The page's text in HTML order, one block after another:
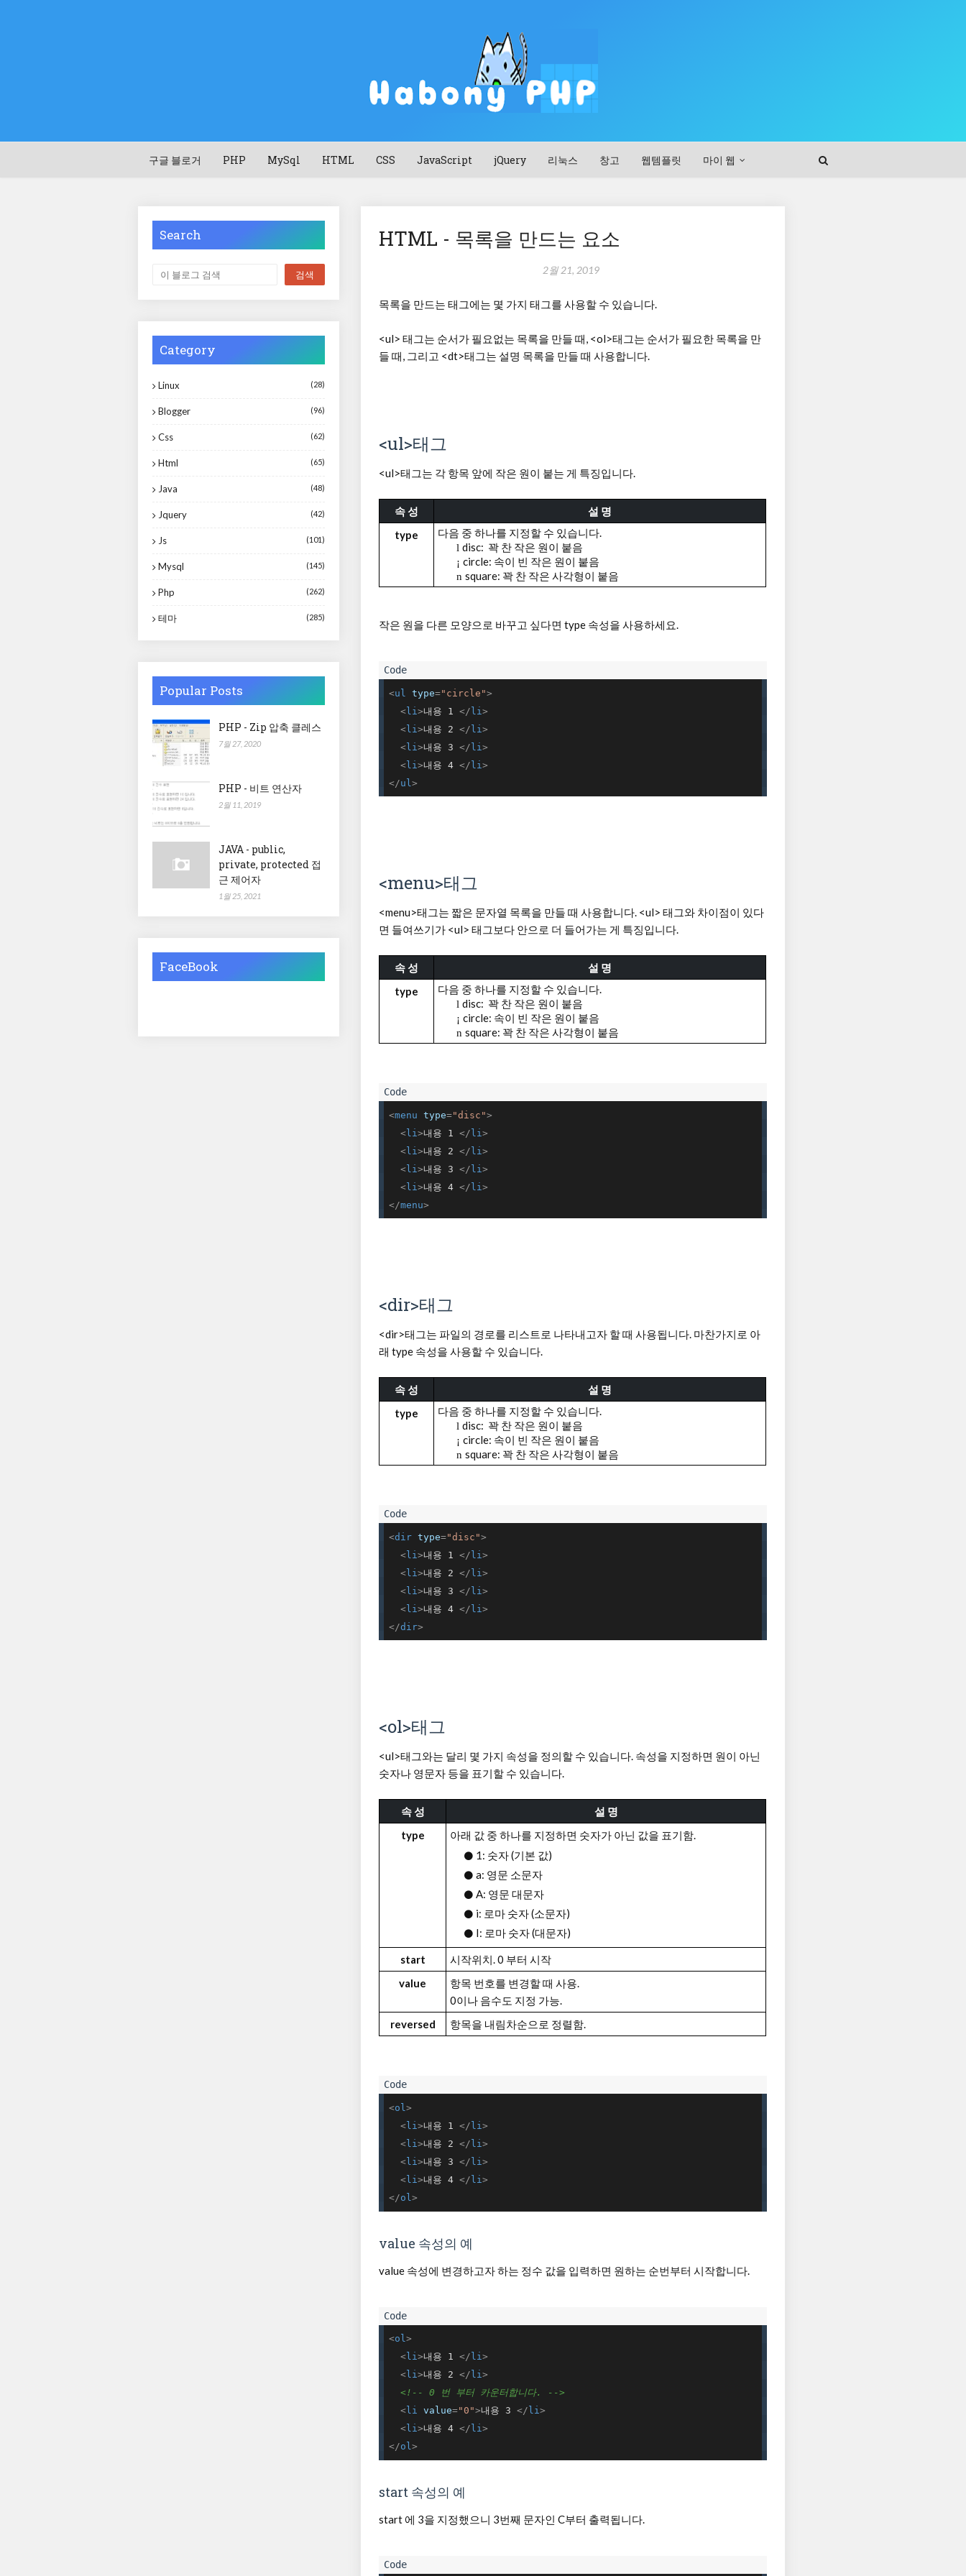
구글 블로거 PHP MySql HTML CSS JavaScript jQuery 리눅스 창고 웹템플릿 마이 웹
HTML - 목록을 만드는 요소
2월 21, 2019
목록을 만드는 태그에는 몇 가지 태그를 사용할 수 있습니다.
<ul> 태그는 순서가 필요없는 목록을 만들 때, <ol>태그는 순서가 필요한 목록을 만
들 때, 그리고 <dt>태그는 설명 목록을 만들 때 사용합니다.
<ul>태그
<ul>태그는 각 항목 앞에 작은 원이 붙는 게 특징입니다.
속 성
설 명
type
다음 중 하나를 지정할 수 있습니다.
l disc: 꽉 찬 작은 원이 붙음
¡ circle: 속이 빈 작은 원이 붙음
n square: 꽉 찬 작은 사각형이 붙음
작은 원을 다른 모양으로 바꾸고 싶다면 type 속성을 사용하세요.
<ul type="circle">
<li >내용 1 </li >
<li >내용 2 </li >
<li >내용 3 </li >
<li >내용 4 </li >
</ul >
<menu>태그
<menu>태그는 짧은 문자열 목록을 만들 때 사용합니다. <ul> 태그와 차이점이 있다
면 들여쓰기가 <ul> 태그보다 안으로 더 들어가는 게 특징입니다.
속 성
설 명
type
다음 중 하나를 지정할 수 있습니다.
l disc: 꽉 찬 작은 원이 붙음
¡ circle: 속이 빈 작은 원이 붙음
n square: 꽉 찬 작은 사각형이 붙음
<menu type="disc">
<li >내용 1 </li >
<li >내용 2 </li >
<li >내용 3 </li >
<li >내용 4 </li >
</menu>
<dir>태그
<dir>태그는 파일의 경로를 리스트로 나타내고자 할 때 사용됩니다. 마찬가지로 아
래 type 속성을 사용할 수 있습니다.
속 성
설 명
type
다음 중 하나를 지정할 수 있습니다.
l disc: 꽉 찬 작은 원이 붙음
¡ circle: 속이 빈 작은 원이 붙음
n square: 꽉 찬 작은 사각형이 붙음
<dir type="disc">
<li >내용 1 </ li >
<li >내용 2 </ li >
<li >내용 3 </ li >
<li >내용 4 </ li >
</dir>
<ol>태그
<ul>태그와는 달리 몇 가지 속성을 정의할 수 있습니다. 속성을 지정하면 원이 아닌
숫자나 영문자 등을 표기할 수 있습니다.
속 성
설 명
type
아래 값 중 하나를 지정하면 숫자가 아닌 값을 표기함.
1: 숫자 (기본 값)
a: 영문 소문자
A: 영문 대문자
i: 로마 숫자 (소문자)
I: 로마 숫자 (대문자)
start
시작위치. 0 부터 시작
value
항목 번호를 변경할 때 사용.
0이나 음수도 지정 가능.
reversed
항목을 내림차순으로 정렬함.
<ol >
<li >내용 1 </ li >
<li >내용 2 </ li >
<li >내용 3 </ li >
<li >내용 4 </ li >
</ol >
value 속성의 예
value 속성에 변경하고자 하는 정수 값을 입력하면 원하는 순번부터 시작합니다.
<ol>
<li>내용 1 </ li>
<li>내용 2 </ li>
<!-- 0 번 부터 카운터합니다. -->
<li value="0">내용 3 </ li>
<li>내용 4 </ li>
</ol>
start 속성의 예
start 에 3을 지정했으니 3번째 문자인 C부터 출력됩니다.
Search
Category
Linux (28)
Blogger (96)
Css (62)
Html (65)
Java (48)
Jquery (42)
Js (101)
Mysql (145)
Php (262)
테마 (285)
Popular Posts
PHP - Zip 압축 클레스
7월 27, 2020
PHP - 비트 연산자
2월 11, 2019
JAVA - public,
private, protected 접
근 제어자
1월 25, 2021
FaceBook